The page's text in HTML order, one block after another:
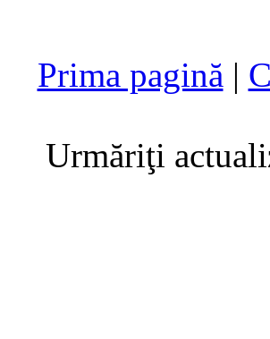
Prima pagină |
Urmăriţi